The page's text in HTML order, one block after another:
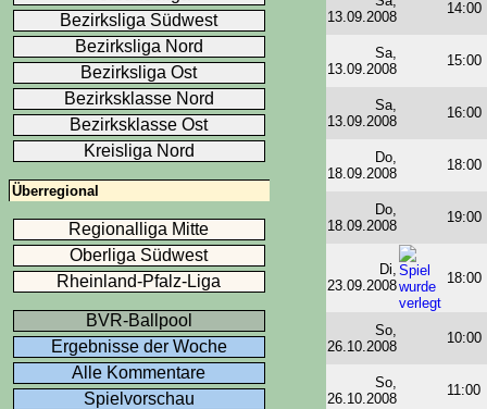
13.09.2008
14:00
Sa,
13.09.2008
15:00
Sa,
13.09.2008
16:00
Do,
18.09.2008
18:00
Do,
18.09.2008
19:00
Di,
23.09.2008
18:00
So,
26.10.2008
10:00
So,
26.10.2008
11:00
Bezirksliga Südwest
Bezirksliga Nord
Bezirksliga Ost
Bezirksklasse Nord
Bezirksklasse Ost
Kreisliga Nord
Überregional
Regionalliga Mitte
Oberliga Südwest
Rheinland-Pfalz-Liga
BVR-Ballpool
Ergebnisse der Woche
Alle Kommentare
Spielvorschau